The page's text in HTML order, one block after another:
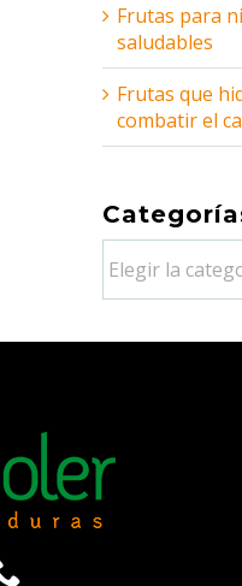
Frutas para
saludables
Frutas que
combatir el